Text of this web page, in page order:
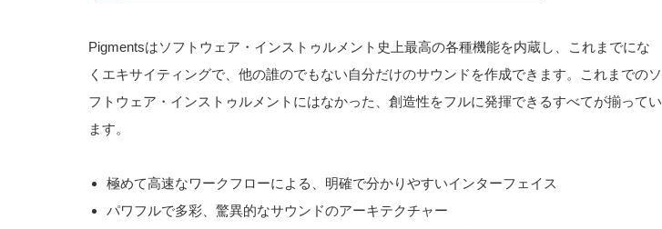
Pigmentsはソフトウェア・インストゥルメント史上最高の各種機能を内蔵し、これまでにな
くエキサイティングで、他の誰のでもない自分だけのサウンドを作成できます。これまでのソ
フトウェア・インストゥルメントにはなかった、創造性をフルに発揮できるすべてが揃ってい
ます。
極めて高速なワークフローによる、明確で分かりやすいインターフェイス
パワフルで多彩、驚異的なサウンドのアーキテクチャー